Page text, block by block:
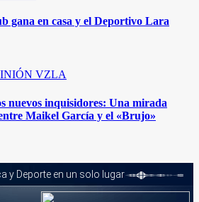
gana en casa y el Deportivo Lara
VZLA
nuevos inquisidores: Una mirada
Maikel García y el «Brujo»